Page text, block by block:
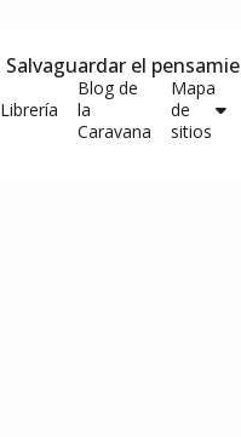
Salvaguardar el
Librería
Blog de
la
Caravana
Mapa
de
sitios